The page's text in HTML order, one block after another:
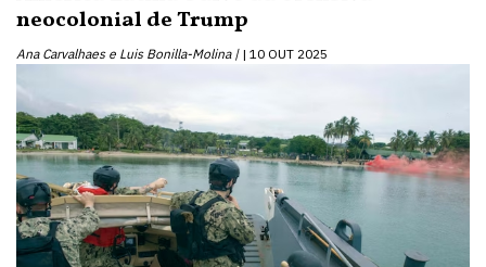
neocolonial de Trump
Ana Carvalhaes e Luis Bonilla-Molina | 10 OUT 2025